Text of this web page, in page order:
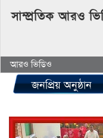
সাম্প্রতিক আরও
আরও ভিডিও
জনপ্রিয় অনুষ্ঠান